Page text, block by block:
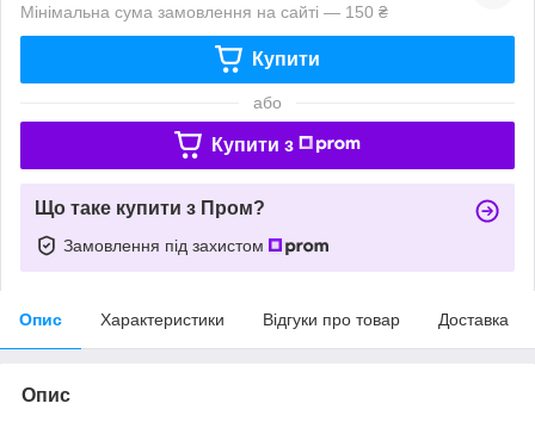
Мінімальна сума замовлення на сайті — 150 ₴
Купити
або
Купити з
Що таке купити з Пром?
Замовлення під захистом
Опис Характеристики Відгуки про товар Доставка
Опис